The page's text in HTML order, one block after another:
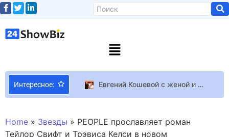
Интересное:
Евгений Кошевой с женой и дочерью пришел на балетную премьеру к Екатерине Кухар
Похоже, на следующей неделе покажут сиквел Don’t Starve
Home » Звезды » PEOPLE прославляет роман
Тейлор Свифт и Трэвиса Келси в новом